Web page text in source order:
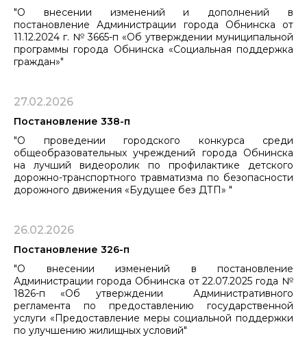
"О внесении изменений и дополнений в
постановление Администрации города Обнинска от
11.12.2024 г. № 3665-п «Об утверждении муниципальной
программы города Обнинска «Социальная поддержка
граждан»"
27.02.2026
Постановление 338-п
"О проведении городского конкурса среди
общеобразовательных учреждений города Обнинска
на лучший видеоролик по профилактике детского
дорожно-транспортного травматизма по безопасности
дорожного ​​​​​​​движения «Будущее без ДТП» "
26.02.2026
Постановление 326-п
"О внесении изменений в постановление
Администрации города Обнинска от 22.07.2025 года №
1826-п «Об утверждении Административного
регламента по предоставлению государственной
услуги «Предоставление меры социальной поддержки
по улучшению жилищных условий"